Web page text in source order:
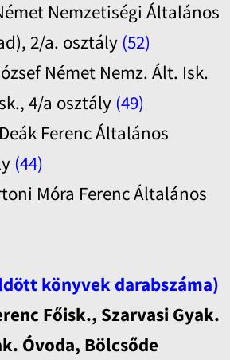
Nemzetiségi Általános
2/a. osztály (52)
Német Nemz. Ált. Isk.
4/a osztály (49)
Ferenc Általános
(44)
Móra Ferenc Általános
könyvek darabszáma)
Főisk., Szarvasi Gyak.
Óvoda, Bölcsőde